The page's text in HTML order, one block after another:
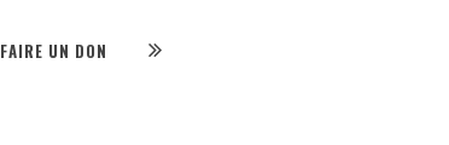
FAIRE UN DON